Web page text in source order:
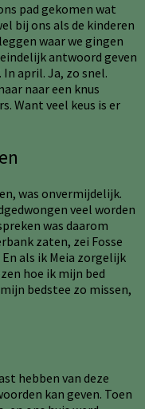
pad gekomen wat
bij ons als de kinderen
waar we gingen
antwoord geven
In april. Ja, zo snel.
naar een knus
Want veel keus is er
was onvermijdelijk.
veel worden
was daarom
zaten, zei Fosse
als ik Meia zorgelijk
hoe ik mijn bed
bedstee zo missen,
hebben van deze
kan geven. Toen